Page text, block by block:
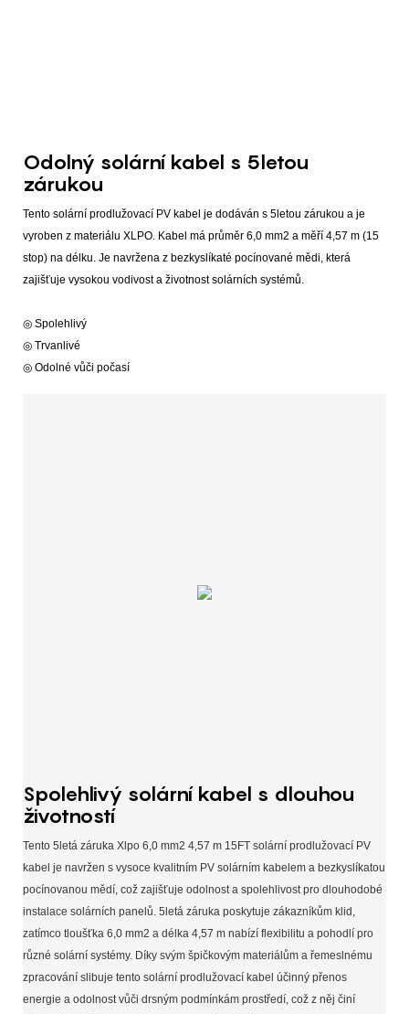
Odolný solární kabel s 5letou
zárukou
Tento solární prodlužovací PV kabel je dodáván s 5letou zárukou a je
vyroben z materiálu XLPO. Kabel má průměr 6,0 mm2 a měří 4,57 m (15
stop) na délku. Je navržena z bezkyslíkaté pocínované mědi, která
zajišťuje vysokou vodivost a životnost solárních systémů.
◎ Spolehlivý
◎ Trvanlivé
◎ Odolné vůči počasí
Spolehlivý solární kabel s dlouhou
životností
Tento 5letá záruka Xlpo 6,0 mm2 4,57 m 15FT solární prodlužovací PV
kabel je navržen s vysoce kvalitním PV solárním kabelem a bezkyslíkatou
pocínovanou mědí, což zajišťuje odolnost a spolehlivost pro dlouhodobé
instalace solárních panelů. 5letá záruka poskytuje zákazníkům klid,
zatímco tloušťka 6,0 mm2 a délka 4,57 m nabízí flexibilitu a pohodlí pro
různé solární systémy. Díky svým špičkovým materiálům a řemeslnému
zpracování slibuje tento solární prodlužovací kabel účinný přenos
energie a odolnost vůči drsným podmínkám prostředí, což z něj činí